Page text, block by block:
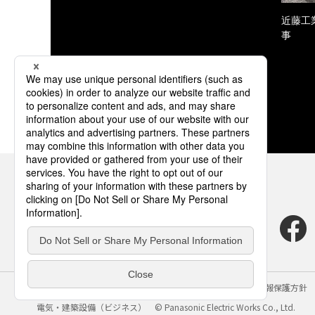
近藤工
事
サイトのご利用にあたって クッキーポリシー
個人情報保護方針
電気・建築設備（ビジネス）
© Panasonic Electric Works Co., Ltd.